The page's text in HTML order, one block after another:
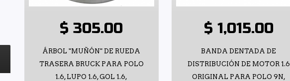
$ 305.00
ÁRBOL "MUÑÓN" DE RUEDA
TRASERA BRUCK PARA POLO
1.6, LUPO 1.6, GOL 1.6,
$ 1,015.00
BANDA DENTADA DE
DISTRIBUCIÓN DE MOTOR 1.6
ORIGINAL PARA POLO 9N,